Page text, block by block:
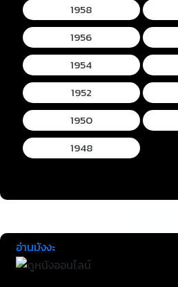
1958
1956
1954
1952
1950
1948
อ่านมังงะ